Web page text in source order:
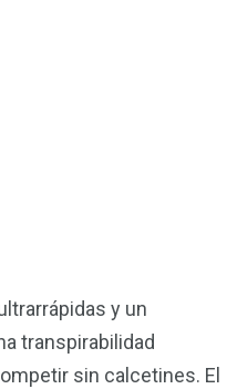
y un
transpirabilidad
sin calcetines. El